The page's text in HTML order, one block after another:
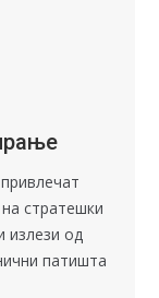
стратешки
излези од
патишта